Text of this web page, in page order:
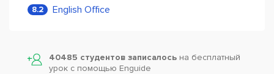
8.2 English Office
40485 студентов записалось на бесплатный
урок с помощью Enguide